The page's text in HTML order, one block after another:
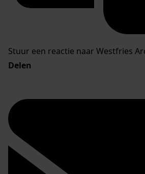
Stuur een reactie naar Westfries
Delen